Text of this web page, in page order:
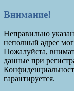
Внимание!
Неправильно
неполный адрес
Пожалуйста,
данные при
гарантируется.